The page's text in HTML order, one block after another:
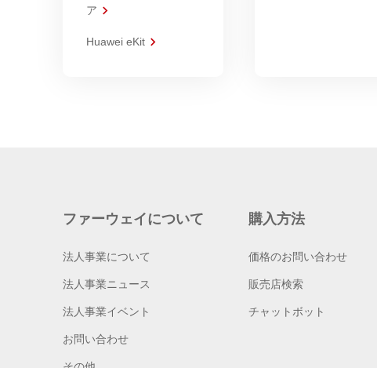
ア
Huawei eKit
ファーウェイについて
法人事業について
法人事業ニュース
法人事業イベント
お問い合わせ
購入方法
価格のお問い合わせ
販売店検索
チャットボット